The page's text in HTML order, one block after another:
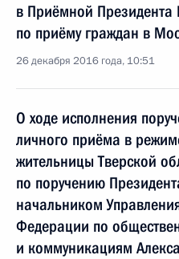
в Приёмной
по приёму граждан в
26 декабря 2016 года, 10:51
О ходе исполнения
личного приёма в
жительницы Тверской
по поручению
начальником
Федерации по
и коммуникациям